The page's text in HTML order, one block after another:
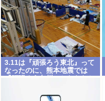
3.11は『頑張ろう東北』って
なったのに、熊本地震では